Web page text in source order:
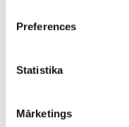
Preferences
Statistika
Mārketings